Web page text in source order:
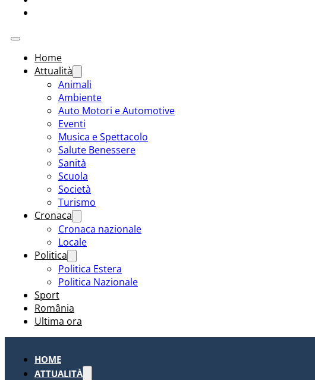
Home
Attualità
Animali
Ambiente
Auto Motori e Automotive
Eventi
Musica e Spettacolo
Salute Benessere
Sanità
Scuola
Società
Turismo
Cronaca
Cronaca nazionale
Locale
Politica
Politica Estera
Politica Nazionale
Sport
România
Ultima ora
HOME
ATTUALITÀ